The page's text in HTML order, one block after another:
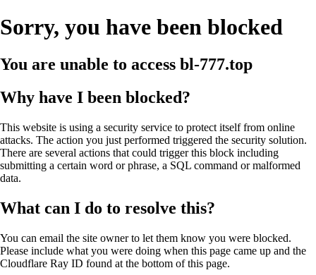
Sorry, you have been blocked
You are unable to access bl-777.top
Why have I been blocked?
This website is using a security service to protect itself from online
attacks. The action you just performed triggered the security solution.
There are several actions that could trigger this block including
submitting a certain word or phrase, a SQL command or malformed
data.
What can I do to resolve this?
You can email the site owner to let them know you were blocked.
Please include what you were doing when this page came up and the
Cloudflare Ray ID found at the bottom of this page.